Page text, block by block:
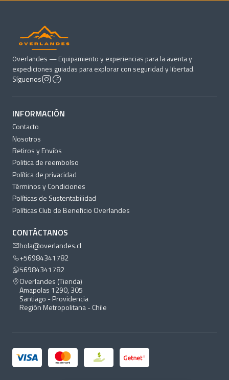
Overlandes — Equipamiento y experiencias para la aventa y
expediciones guiadas para explorar con seguridad y libertad.
Síguenos
INFORMACIÓN
Contacto
Nosotros
Retiros y Envíos
Politica de reembolso
Política de privacidad
Términos y Condiciones
Políticas de Sustentabilidad
Políticas Club de Beneficio Overlandes
CONTÁCTANOS
hola@overlandes.cl
+56984341782
56984341782
Overlandes (Tienda)
Amapolas 1290, 305
Santiago - Providencia
Región Metropolitana - Chile